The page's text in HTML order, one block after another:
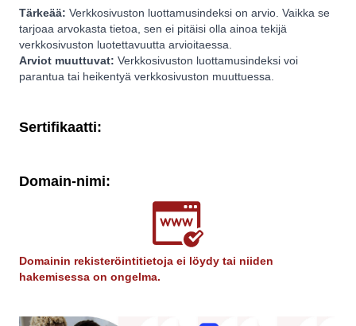
Tärkeää: Verkkosivuston luottamusindeksi on arvio. Vaikka se
tarjoaa arvokasta tietoa, sen ei pitäisi olla ainoa tekijä
verkkosivuston luotettavuutta arvioitaessa.
Arviot muuttuvat: Verkkosivuston luottamusindeksi voi
parantua tai heikentyä verkkosivuston muuttuessa.
Sertifikaatti:
Domain-nimi:
Domainin rekisteröintitietoja ei löydy tai niiden
hakemisessa on ongelma.